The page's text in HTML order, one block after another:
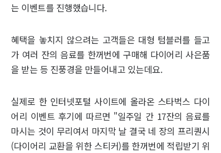
는 이벤트를 진행했습니다.
혜택을 놓치지 않으려는 고객들은 대형 텀블러를 들고
가 여러 잔의 음료를 한꺼번에 구매해 다이어리 사은품
을 받는 등 진풍경을 만들어내고 있는데요.
실제로 한 인터넷포털 사이트에 올라온 스타벅스 다이
어리 이벤트 후기에 따르면 "일주일 간 17잔의 음료를
마시는 것이 무리여서 마지막 날 결국 네 장의 프리퀀시
(다이어리 교환을 위한 스티커)를 한꺼번에 적립받기 위